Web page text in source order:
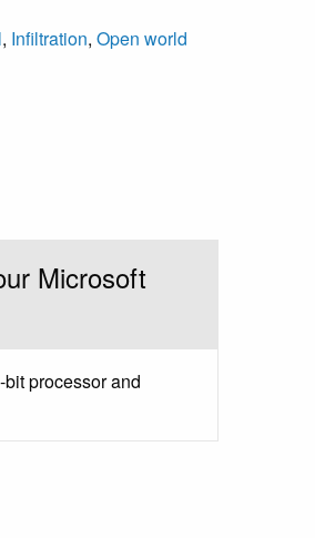
, Infiltration, Open world
Microsoft
processor and